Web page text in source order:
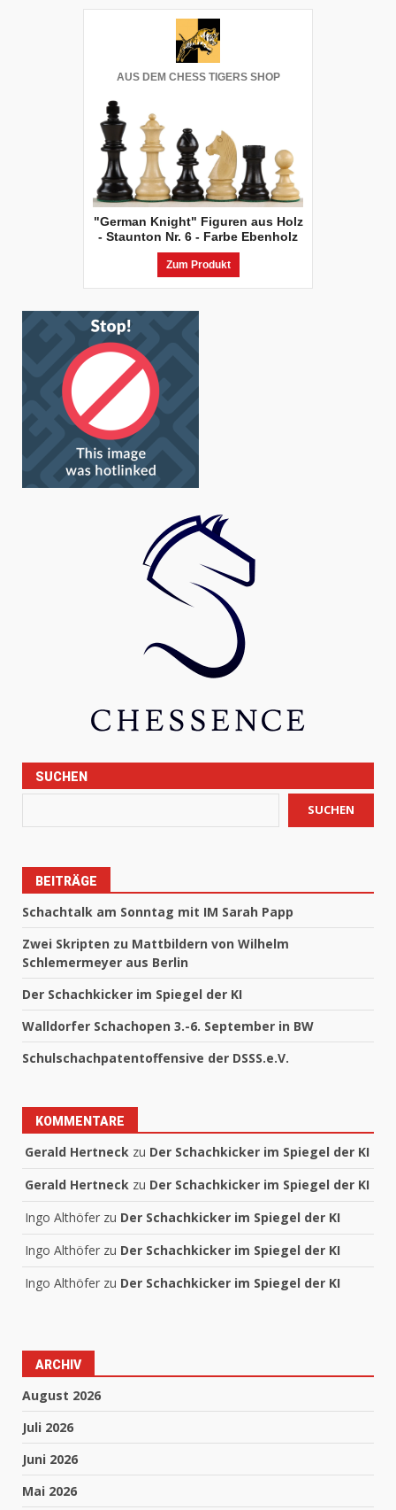
AUS DEM CHESS TIGERS SHOP
"German Knight" Figuren aus Holz
- Staunton Nr. 6 - Farbe Ebenholz
Zum Produkt
SUCHEN
SUCHEN
BEITRÄGE
Schachtalk am Sonntag mit IM Sarah Papp
Zwei Skripten zu Mattbildern von Wilhelm
Schlemermeyer aus Berlin
Der Schachkicker im Spiegel der KI
Walldorfer Schachopen 3.-6. September in BW
Schulschachpatentoffensive der DSSS.e.V.
KOMMENTARE
Gerald Hertneck zu Der Schachkicker im Spiegel der KI
Gerald Hertneck zu Der Schachkicker im Spiegel der KI
Ingo Althöfer zu Der Schachkicker im Spiegel der KI
Ingo Althöfer zu Der Schachkicker im Spiegel der KI
Ingo Althöfer zu Der Schachkicker im Spiegel der KI
ARCHIV
August 2026
Juli 2026
Juni 2026
Mai 2026